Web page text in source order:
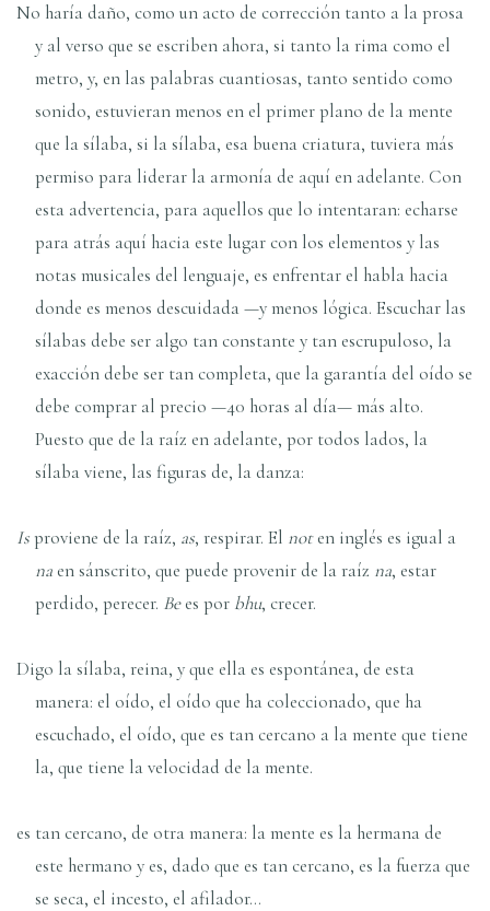
No haría daño, como un acto de corrección tanto a la prosa
y al verso que se escriben ahora, si tanto la rima como el
metro, y, en las palabras cuantiosas, tanto sentido como
sonido, estuvieran menos en el primer plano de la mente
que la sílaba, si la sílaba, esa buena criatura, tuviera más
permiso para liderar la armonía de aquí en adelante. Con
esta advertencia, para aquellos que lo intentaran: echarse
para atrás aquí hacia este lugar con los elementos y las
notas musicales del lenguaje, es enfrentar el habla hacia
donde es menos descuidada —y menos lógica. Escuchar las
sílabas debe ser algo tan constante y tan escrupuloso, la
exacción debe ser tan completa, que la garantía del oído se
debe comprar al precio —40 horas al día— más alto.
Puesto que de la raíz en adelante, por todos lados, la
sílaba viene, las figuras de, la danza:
Isproviene de la raíz, as, respirar. El noten inglés es igual a
naen sánscrito, que puede provenir de la raíz na, estar
perdido, perecer. Bees por bhu, crecer.
Digo la sílaba, reina, y que ella es espontánea, de esta
manera: el oído, el oído que ha coleccionado, que ha
escuchado, el oído, que es tan cercano a la mente que tiene
la, que tiene la velocidad de la mente.
es tan cercano, de otra manera: la mente es la hermana de
este hermano y es, dado que es tan cercano, es la fuerza que
se seca, el incesto, el afilador…